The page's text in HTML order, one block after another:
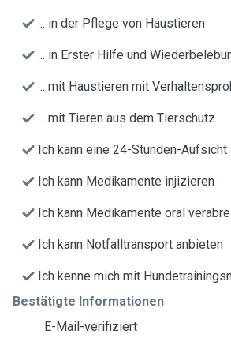
... in der Pflege von Haustieren
... in Erster Hilfe und
... mit Haustieren mit
... mit Tieren aus dem Tierschutz
Ich kann eine 24-Stunden-Aufsicht
Ich kann Medikamente injizieren
Ich kann Medikamente oral
Ich kann Notfalltransport anbieten
Ich kenne mich mit
Bestätigte Informationen
E-Mail-verifiziert